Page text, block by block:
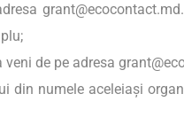
grant@ecocontact.md.
de pe adresa
din numele aceleiași